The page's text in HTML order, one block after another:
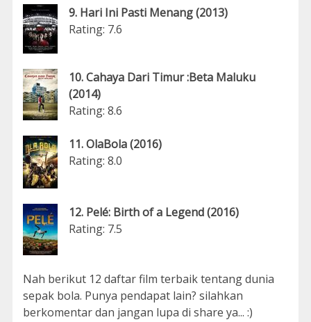
9. Hari Ini Pasti Menang (2013)
Rating: 7.6
10. Cahaya Dari Timur :Beta Maluku
(2014)
Rating: 8.6
11. OlaBola (2016)
Rating: 8.0
12. Pelé: Birth of a Legend (2016)
Rating: 7.5
Nah berikut 12 daftar film terbaik tentang dunia
sepak bola. Punya pendapat lain? silahkan
berkomentar dan jangan lupa di share ya... :)